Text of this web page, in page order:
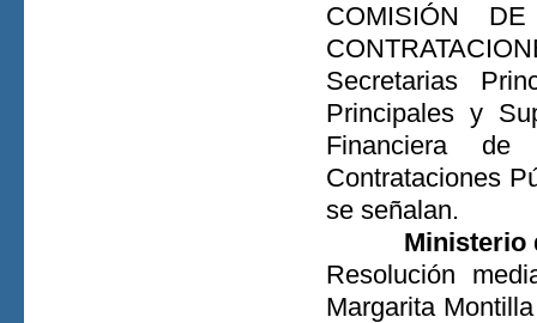
COMISIÓN
Secretarias
Principales y
Financiera de
Contrataciones
se señalan.
Ministerio
Resolución
Margarita